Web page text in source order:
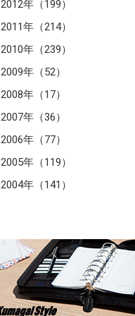
2012年（199）
2011年（214）
2010年（239）
2009年（52）
2008年（17）
2007年（36）
2006年（77）
2005年（119）
2004年（141）